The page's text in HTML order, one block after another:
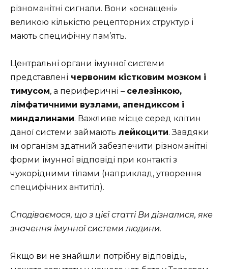
різноманітні сигнали. Вони «оснащені»
великою кількістю рецепторних структур і
мають специфічну пам’ять.
Центральні органи імунної системи
представлені червоним кістковим мозком і
тимусом, а периферичні – селезінкою,
лімфатичними вузлами, апендиксом і
миндалинами. Важливе місце серед клітин
даної системи займають лейкоцити. Завдяки
їм організм здатний забезпечити різноманітні
форми імунної відповіді при контакті з
чужорідними тілами (наприклад, утворення
специфічних антитіл).
Сподіваємося, що з цієї статті Ви дізналися, яке
значення імунної системи людини.
Якщо ви не знайшли потрібну відповідь,